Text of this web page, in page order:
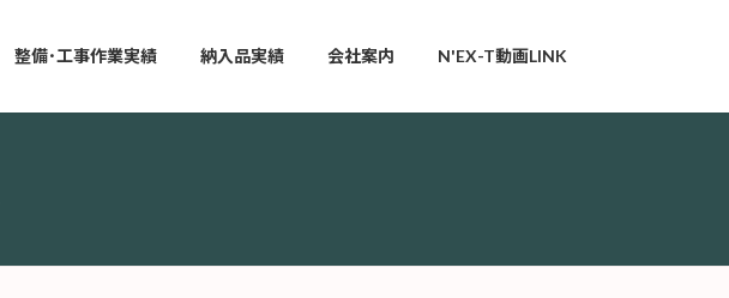
整備･工事作業実績 納入品実績 会社案内 N'EX-T動画LINK